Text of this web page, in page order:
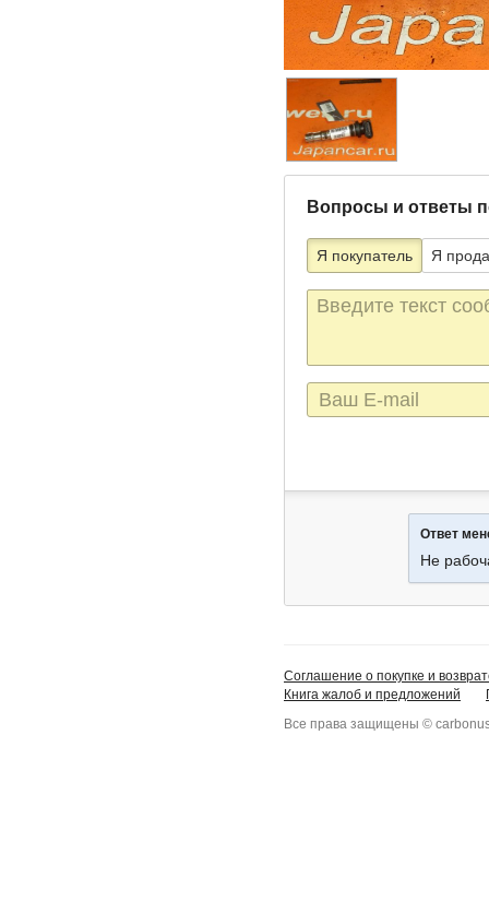
Вопросы и ответы
Я покупатель Я
Текст
сообщения
E-
mail
Ответ
Не
Соглашение о покупке и
Книга жалоб и предложений
Все права защищены ©